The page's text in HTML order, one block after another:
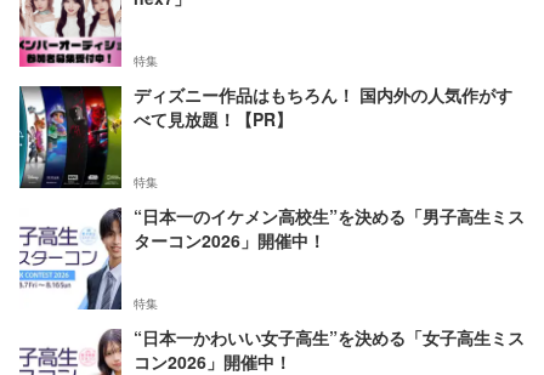
特集
ディズニー作品はもちろん！ 国内外の人気作がす
べて見放題！【PR】
特集
“日本一のイケメン高校生”を決める「男子高生ミス
ターコン2026」開催中！
特集
“日本一かわいい女子高生”を決める「女子高生ミス
コン2026」開催中！